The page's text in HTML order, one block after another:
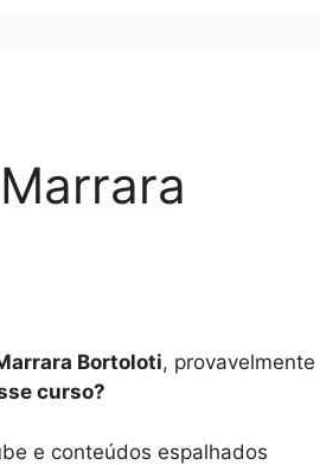
Bortoloti, provavelmente
curso?
e conteúdos espalhados